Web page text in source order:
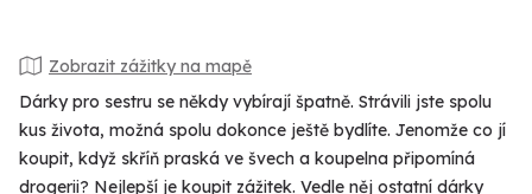
Zobrazit zážitky na mapě
Dárky pro sestru se někdy vybírají špatně. Strávili jste spolu
kus života, možná spolu dokonce ještě bydlíte. Jenomže co jí
koupit, když skříň praská ve švech a koupelna připomíná
drogerii? Nejlepší je koupit zážitek. Vedle něj ostatní dárky